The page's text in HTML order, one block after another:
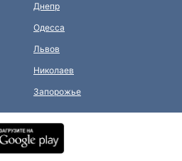
Днепр
Одесса
Львов
Николаев
Запорожье